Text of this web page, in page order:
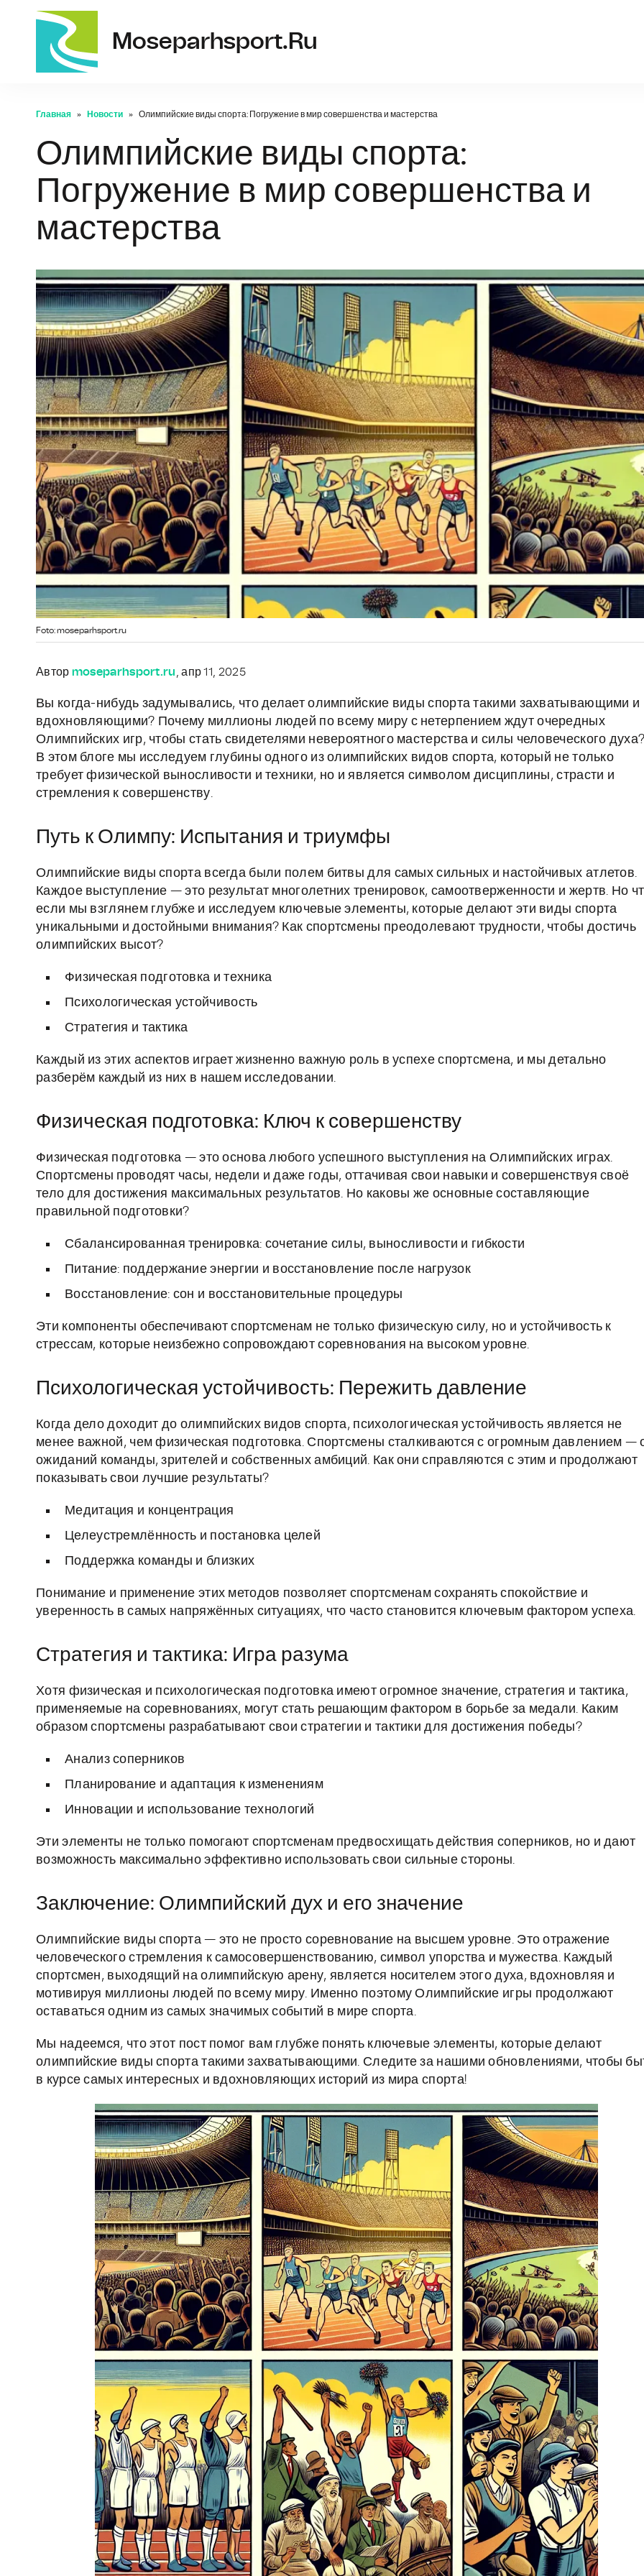
Moseparhsport.ru
Главная Новости Олимпийские виды спорта: Погружение в мир совершенства и мастерства
Олимпийские виды спорта:
Погружение в мир совершенства и
мастерства
Foto: moseparhsport.ru
Автор moseparhsport.ru, апр 11, 2025
Вы когда-нибудь задумывались, что делает олимпийские виды спорта такими захватывающими и
вдохновляющими? Почему миллионы людей по всему миру с нетерпением ждут очередных
Олимпийских игр, чтобы стать свидетелями невероятного мастерства и силы человеческого
В этом блоге мы исследуем глубины одного из олимпийских видов спорта, который не только
требует физической выносливости и техники, но и является символом дисциплины, страсти и
стремления к совершенству.
Путь к Олимпу: Испытания и триумфы
Олимпийские виды спорта всегда были полем битвы для самых сильных и настойчивых атлетов.
Каждое выступление — это результат многолетних тренировок, самоотверженности и жертв. Но
если мы взглянем глубже и исследуем ключевые элементы, которые делают эти виды спорта
уникальными и достойными внимания? Как спортсмены преодолевают трудности, чтобы достичь
олимпийских высот?
Физическая подготовка и техника
Психологическая устойчивость
Стратегия и тактика
Каждый из этих аспектов играет жизненно важную роль в успехе спортсмена, и мы детально
разберём каждый из них в нашем исследовании.
Физическая подготовка: Ключ к совершенству
Физическая подготовка — это основа любого успешного выступления на Олимпийских играх.
Спортсмены проводят часы, недели и даже годы, оттачивая свои навыки и совершенствуя своё
тело для достижения максимальных результатов. Но каковы же основные составляющие
правильной подготовки?
Сбалансированная тренировка: сочетание силы, выносливости и гибкости
Питание: поддержание энергии и восстановление после нагрузок
Восстановление: сон и восстановительные процедуры
Эти компоненты обеспечивают спортсменам не только физическую силу, но и устойчивость к
стрессам, которые неизбежно сопровождают соревнования на высоком уровне.
Психологическая устойчивость: Пережить давление
Когда дело доходит до олимпийских видов спорта, психологическая устойчивость является не
менее важной, чем физическая подготовка. Спортсмены сталкиваются с огромным давлением —
ожиданий команды, зрителей и собственных амбиций. Как они справляются с этим и продолжают
показывать свои лучшие результаты?
Медитация и концентрация
Целеустремлённость и постановка целей
Поддержка команды и близких
Понимание и применение этих методов позволяет спортсменам сохранять спокойствие и
уверенность в самых напряжённых ситуациях, что часто становится ключевым фактором успеха.
Стратегия и тактика: Игра разума
Хотя физическая и психологическая подготовка имеют огромное значение, стратегия и тактика,
применяемые на соревнованиях, могут стать решающим фактором в борьбе за медали. Каким
образом спортсмены разрабатывают свои стратегии и тактики для достижения победы?
Анализ соперников
Планирование и адаптация к изменениям
Инновации и использование технологий
Эти элементы не только помогают спортсменам предвосхищать действия соперников, но и дают
возможность максимально эффективно использовать свои сильные стороны.
Заключение: Олимпийский дух и его значение
Олимпийские виды спорта — это не просто соревнование на высшем уровне. Это отражение
человеческого стремления к самосовершенствованию, символ упорства и мужества. Каждый
спортсмен, выходящий на олимпийскую арену, является носителем этого духа, вдохновляя и
мотивируя миллионы людей по всему миру. Именно поэтому Олимпийские игры продолжают
оставаться одним из самых значимых событий в мире спорта.
Мы надеемся, что этот пост помог вам глубже понять ключевые элементы, которые делают
олимпийские виды спорта такими захватывающими. Следите за нашими обновлениями, чтобы
в курсе самых интересных и вдохновляющих историй из мира спорта!